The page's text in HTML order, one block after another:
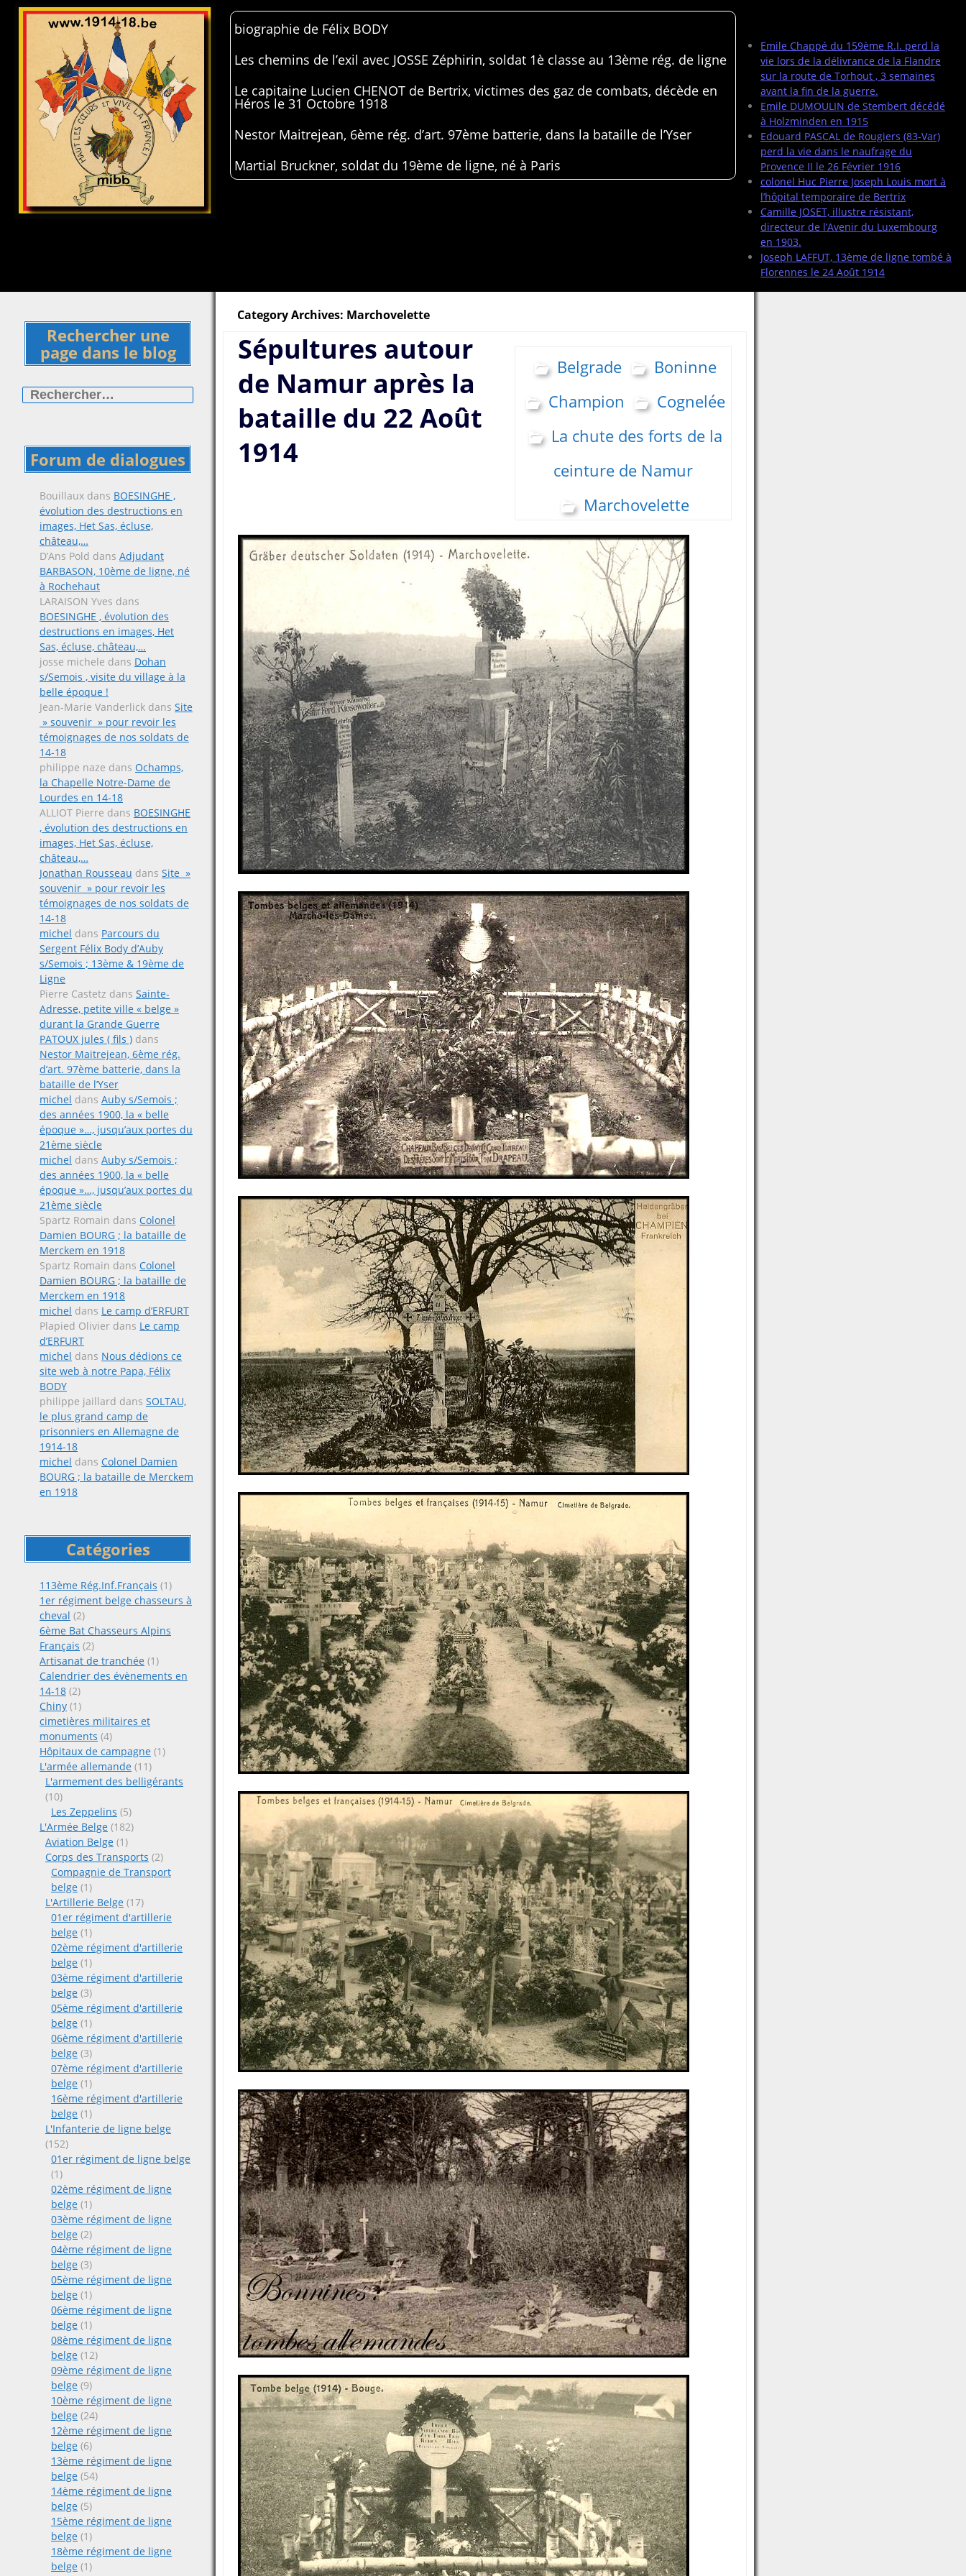
Emile Chappé du 159ème R.I. perd la
vie lors de la délivrance de la Flandre
sur la route de Torhout , 3 semaines
avant la fin de la guerre.
Emile DUMOULIN de Stembert décédé
à Holzminden en 1915
Edouard PASCAL de Rougiers (83-Var)
perd la vie dans le naufrage du
Provence II le 26 Février 1916
colonel Huc Pierre Joseph Louis mort à
l’hôpital temporaire de Bertrix
Camille JOSET, illustre résistant,
directeur de l’Avenir du Luxembourg
en 1903.
Joseph LAFFUT, 13ème de ligne tombé à
Florennes le 24 Août 1914
biographie de Félix BODY
Les chemins de l’exil avec JOSSE Zéphirin, soldat 1è classe au 13ème rég. de ligne
Le capitaine Lucien CHENOT de Bertrix, victimes des gaz de combats, décède en
Héros le 31 Octobre 1918
Nestor Maitrejean, 6ème rég. d’art. 97ème batterie, dans la bataille de l’Yser
Martial Bruckner, soldat du 19ème de ligne, né à Paris
Rechercher une
page dans le blog
Forum de dialogues
Bouillaux dans BOESINGHE ,
évolution des destructions en
images, Het Sas, écluse,
château,…
D’Ans Pold dans Adjudant
BARBASON, 10ème de ligne, né
à Rochehaut
LARAISON Yves dans
BOESINGHE , évolution des
destructions en images, Het
Sas, écluse, château,…
josse michele dans Dohan
s/Semois , visite du village à la
belle époque !
Jean-Marie Vanderlick dans Site
» souvenir » pour revoir les
témoignages de nos soldats de
14-18
philippe naze dans Ochamps,
la Chapelle Notre-Dame de
Lourdes en 14-18
ALLIOT Pierre dans BOESINGHE
, évolution des destructions en
images, Het Sas, écluse,
château,…
Jonathan Rousseau dans Site »
souvenir » pour revoir les
témoignages de nos soldats de
14-18
michel dans Parcours du
Sergent Félix Body d’Auby
s/Semois ; 13ème & 19ème de
Ligne
Pierre Castetz dans Sainte-
Adresse, petite ville « belge »
durant la Grande Guerre
PATOUX jules ( fils ) dans
Nestor Maitrejean, 6ème rég.
d’art. 97ème batterie, dans la
bataille de l’Yser
michel dans Auby s/Semois ;
des années 1900, la « belle
époque »…, jusqu’aux portes du
21ème siècle
michel dans Auby s/Semois ;
des années 1900, la « belle
époque »…, jusqu’aux portes du
21ème siècle
Spartz Romain dans Colonel
Damien BOURG ; la bataille de
Merckem en 1918
Spartz Romain dans Colonel
Damien BOURG ; la bataille de
Merckem en 1918
michel dans Le camp d’ERFURT
Plapied Olivier dans Le camp
d’ERFURT
michel dans Nous dédions ce
site web à notre Papa, Félix
BODY
philippe jaillard dans SOLTAU,
le plus grand camp de
prisonniers en Allemagne de
1914-18
michel dans Colonel Damien
BOURG ; la bataille de Merckem
en 1918
Catégories
113ème Rég.Inf.Français (1)
1er régiment belge chasseurs à
cheval (2)
6ème Bat Chasseurs Alpins
Français (2)
Artisanat de tranchée (1)
Calendrier des évènements en
14-18 (2)
Chiny (1)
cimetières militaires et
monuments (4)
Hôpitaux de campagne (1)
L'armée allemande (11)
L'armement des belligérants
(10)
Les Zeppelins (5)
L'Armée Belge (182)
Aviation Belge (1)
Corps des Transports (2)
Compagnie de Transport
belge (1)
L'Artillerie Belge (17)
01er régiment d'artillerie
belge (1)
02ème régiment d'artillerie
belge (1)
03ème régiment d'artillerie
belge (3)
05ème régiment d'artillerie
belge (1)
06ème régiment d'artillerie
belge (3)
07ème régiment d'artillerie
belge (1)
16ème régiment d'artillerie
belge (1)
L'Infanterie de ligne belge
(152)
01er régiment de ligne belge
(1)
02ème régiment de ligne
belge (1)
03ème régiment de ligne
belge (2)
04ème régiment de ligne
belge (3)
05ème régiment de ligne
belge (1)
06ème régiment de ligne
belge (1)
08ème régiment de ligne
belge (12)
09ème régiment de ligne
belge (9)
10ème régiment de ligne
belge (24)
12ème régiment de ligne
belge (6)
13ème régiment de ligne
belge (54)
14ème régiment de ligne
belge (5)
15ème régiment de ligne
belge (1)
18ème régiment de ligne
belge (1)
Category Archives: Marchovelette
Belgrade
Boninne
Champion
Cognelée
La chute des forts de la
ceinture de Namur
Marchovelette
Sépultures autour
de Namur après la
bataille du 22 Août
1914